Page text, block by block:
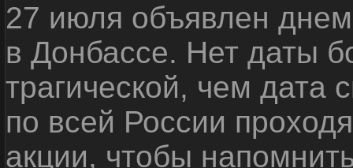
27 июля объявлен
в Донбассе. Нет даты
трагической, чем дата
по всей России
акции, чтобы